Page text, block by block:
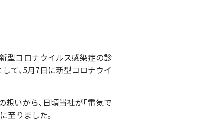
型コロナウイルス感染症の診
して､5月7日に新型コロナウイ
想いから､日頃当社が｢電気で
至りました｡